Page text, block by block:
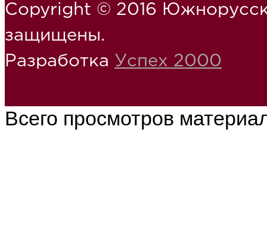
Copyright © 2016
защищены.
Разработка Успех 2000
Всего просмотров